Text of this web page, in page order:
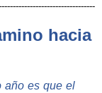
hacia
año es que el